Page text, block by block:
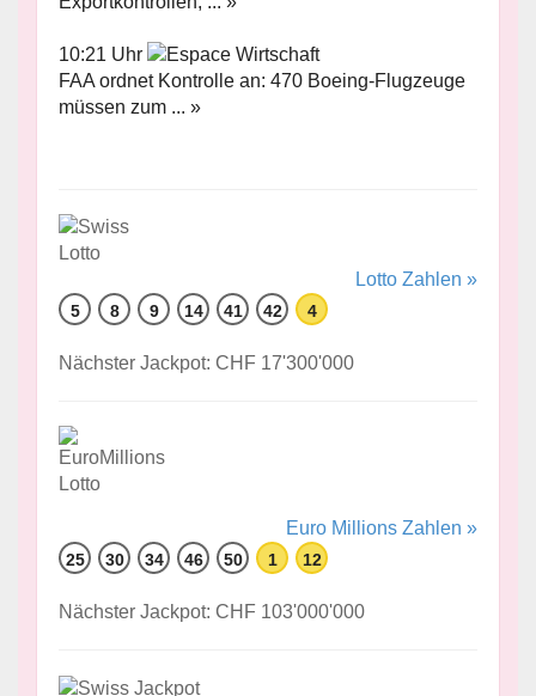
10:21 Uhr
FAA ordnet Kontrolle an: 470 Boeing-Flugzeuge
müssen zum ... »
Lotto Zahlen »
5 8 9 14 41 42 4
Nächster Jackpot: CHF 17'300'000
Euro Millions Zahlen »
25 30 34 46 50 1 12
Nächster Jackpot: CHF 103'000'000